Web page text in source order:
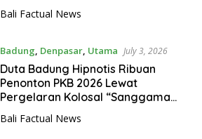
Bali Factual News
Badung Denpasar, Utama July 3, 2026
Duta Badung Hipnotis Ribuan
Penonton PKB 2026 Lewat
Pergelaran Kolosal “Sanggama
Bali Factual News